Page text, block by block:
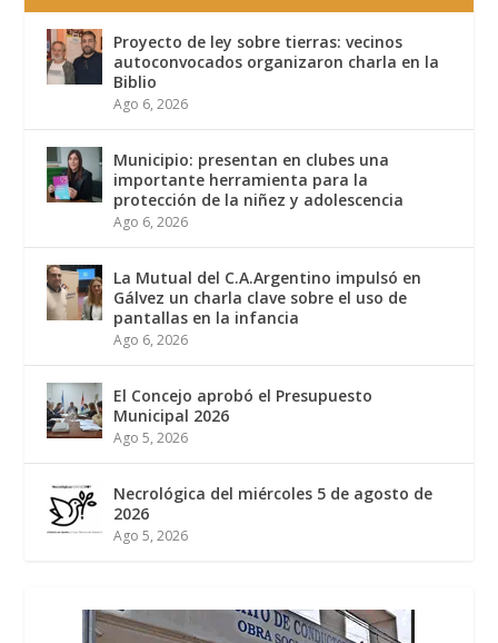
Proyecto de ley sobre tierras: vecinos
autoconvocados organizaron charla en la
Biblio
Ago 6, 2026
Municipio: presentan en clubes una
importante herramienta para la
protección de la niñez y adolescencia
Ago 6, 2026
La Mutual del C.A.Argentino impulsó en
Gálvez un charla clave sobre el uso de
pantallas en la infancia
Ago 6, 2026
El Concejo aprobó el Presupuesto
Municipal 2026
Ago 5, 2026
Necrológica del miércoles 5 de agosto de
2026
Ago 5, 2026